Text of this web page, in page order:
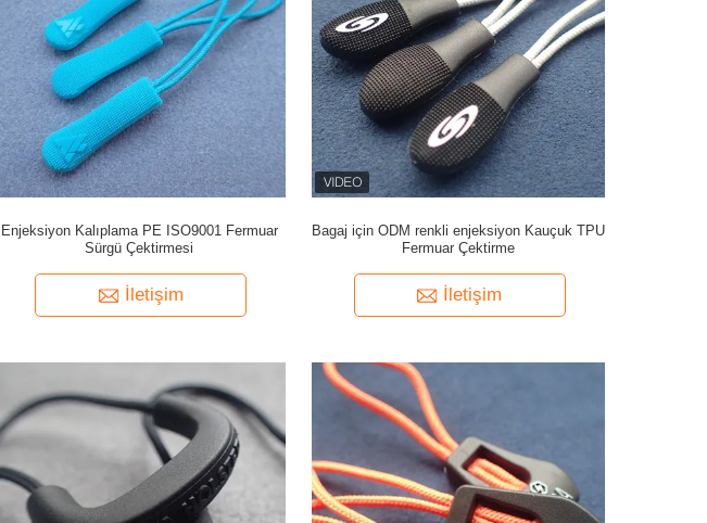
Enjeksiyon Kalıplama PE ISO9001 Fermuar
Sürgü Çektirmesi
İletişim
Bagaj için ODM renkli enjeksiyon Kauçuk TPU
Fermuar Çektirme
İletişim